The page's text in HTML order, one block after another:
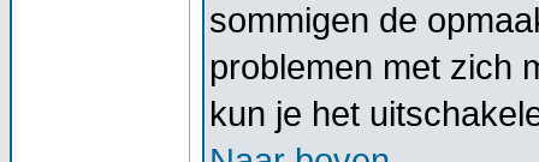
sommigen de
problemen met zich
kun je het